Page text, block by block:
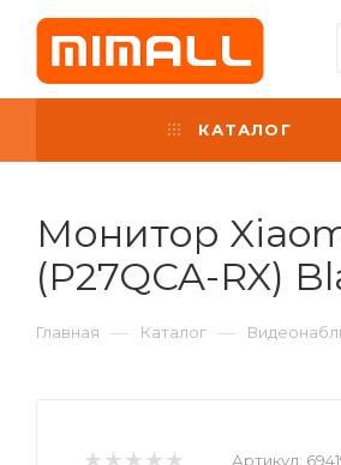
КАТАЛОГ
Монитор
(P27QCA-RX)
Главная — Каталог —
Артикул: